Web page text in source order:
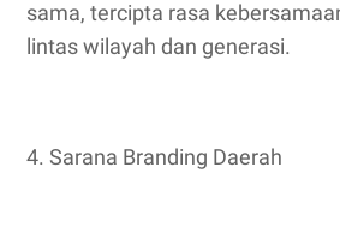
sama, tercipta rasa
lintas wilayah dan generasi.
4. Sarana Branding Daerah